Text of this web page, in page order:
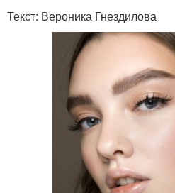
Текст: Вероника Гнездилова